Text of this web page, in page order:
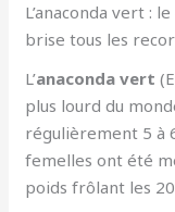
L’anaconda vert :
brise tous les
L’anaconda vert
plus lourd du
régulièrement 5 à
femelles ont été
poids frôlant les